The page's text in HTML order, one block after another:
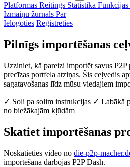
Platformas Reitings Statistika Funkcijas
Izmaiņu žurnāls Par
Ielogoties Reģistrēties
Pilnīgs importēšanas
Uzziniet, kā pareizi importēt savus
precīzas portfeļa atziņas. Šis ceļvedis
sagatavošanas līdz mūsu viedajiem
✓ Soli pa solim instrukcijas ✓ Labākā
no biežākajām kļūdām
Skatiet importēšanas
Noskatieties video no die-p2p-
importēšana darbojas P2P Dash.